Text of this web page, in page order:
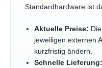
Standardhardware ist
Aktuelle Preise:
jeweiligen externen
kurzfristig ändern.
Schnelle Lieferung: